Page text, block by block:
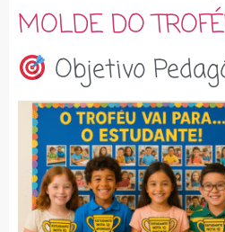
MOLDE DO
Objetivo